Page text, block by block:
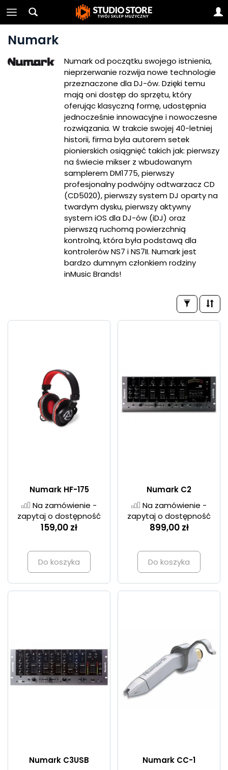
Numark
Numark od początku swojego istnienia,
nieprzerwanie rozwija nowe technologie
przeznaczone dla DJ-ów. Dzięki temu
mają oni dostęp do sprzętu, który
oferując klasyczną formę, udostępnia
jednocześnie innowacyjne i nowoczesne
rozwiązania. W trakcie swojej 40-letniej
historii, firma była autorem setek
pionierskich osiągnięć takich jak: pierwszy
na świecie mikser z wbudowanym
samplerem DM1775, pierwszy
profesjonalny podwójny odtwarzacz CD
(CD5020), pierwszy system DJ oparty na
twardym dysku, pierwszy aktywny
system iOS dla DJ-ów (iDJ) oraz
pierwszą ruchomą powierzchnią
kontrolną, która była podstawą dla
kontrolerów NS7 i NS7II. Numark jest
bardzo dumnym członkiem rodziny
inMusic Brands!
Numark HF-175
Na zamówienie -
zapytaj o dostępność
159,00 zł
Do koszyka
Numark C2
Na zamówienie -
zapytaj o dostępność
899,00 zł
Do koszyka
Numark C3USB
Numark CC-1